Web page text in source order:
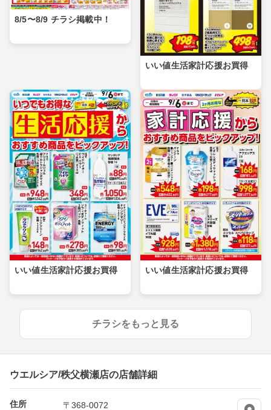
8/5〜8/9 チラシ掲載中！
いい値生活家計応援お買得
いい値生活家計応援お買得 いい値生活家計応援お買得
チラシをもっと見る
ウエルシア/秩父横瀬店の店舗詳細
住所
〒368-0072